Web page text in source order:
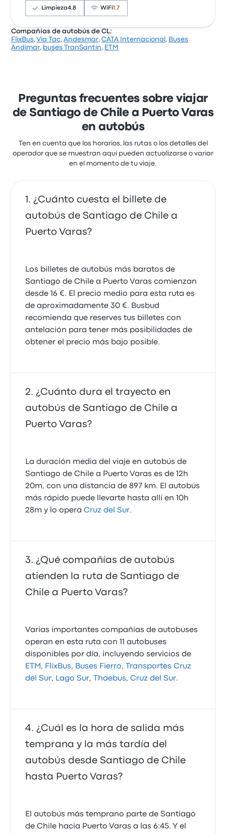
29 de noviembre de 2024
Todo perfecto, cómodo,limpio, buen manejo del aire
forzado,
Perdimos los pasajes porque se fueron antes
1.0 sobre 5 estrellas
5 de febrero de 2019
cuestan como mínimo 17 €
Reseñas recientes de clientes de
Thaebus de Santiago de Chile a
Puerto Varas
Limpieza4.8 WiFi1.7
Basándose en 8151 reseñas, la empresa ha obtenido
para este viaje cuestan como mínimo 23 €
Compañías de autobús de CL:
FlixBus,Via Tac,Andesmar,CATA Internacional , Buses
Andimar, buses TranSantin, ETM
Preguntas frecuentes sobre viajar
de Santiago de Chile a Puerto Varas
en autobús
Ten en cuenta que los horarios, las rutas o los detalles del
operador que se muestran aquí pueden actualizarse o variar
en el momento de tu viaje.
¿Cuánto cuesta el billete de
autobús de Santiago de Chile a
Puerto Varas?
Los billetes de autobús más baratos de
Santiago de Chile a Puerto Varas comienzan
desde 16 €. El precio medio para esta ruta es
de aproximadamente 30 €. Busbud
recomienda que reserves tus billetes con
antelación para tener más posibilidades de
obtener el precio más bajo posible.
¿Cuánto dura el trayecto en
autobús de Santiago de Chile a
Puerto Varas?
La duración media del viaje en autobús de
Santiago de Chile a Puerto Varas es de 12h
20m, con una distancia de 897 km. El autobús
más rápido puede llevarte hasta allí en 10h
28m y lo operaCruz del Sur.
¿Qué compañías de autobús
atienden la ruta de Santiago de
Chile a Puerto Varas?
Varias importantes compañías de autobuses
operan en esta ruta con 11 autobuses
disponibles por día, incluyendo servicios de
ETM , FlixBus, Buses Fierro,Transportes Cruz
del Sur, Lago Sur,Thaebus,Cruz del Sur.
¿Cuál es la hora de salida más
temprana y la más tardía del
autobús desde Santiago de Chile
hasta Puerto Varas?
El autobús más temprano parte de Santiago
de Chile hacia Puerto Varas a las 6:45. Y el